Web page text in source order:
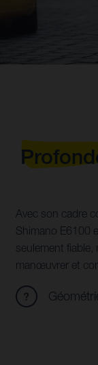
Avec son cadre
Shimano E6100
seulement fiable,
manœuvrer et